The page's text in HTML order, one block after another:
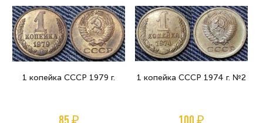
1 копейка СССР 1979 г.
85 ₽
1 копейка СССР 1974 г. №2
100 ₽